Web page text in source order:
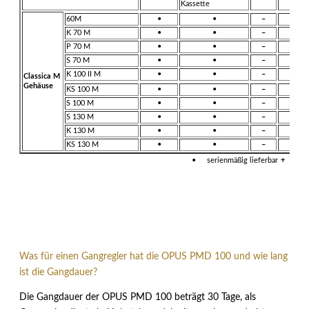
Kassette
Classica M
Gehäuse
60M • • –
K 70 M
• • –
P 70 M
• • –
S 70 M
• • –
K 100 II M
• • –
KS 100 M
• • –
S 100 M
• • –
S 130 M
• • –
K 130 M
• • –
KS 130 M
• • –
• serienmäßig lieferbar +
Was für einen Gangregler hat die OPUS PMD 100 und wie lang
ist die Gangdauer?
Die Gangdauer der OPUS PMD 100 beträgt 30 Tage, als